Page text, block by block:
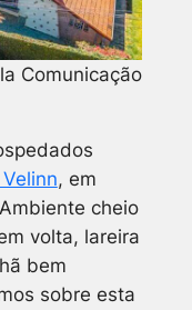
Comunicação
, em
cheio
volta, lareira
bem
sobre esta